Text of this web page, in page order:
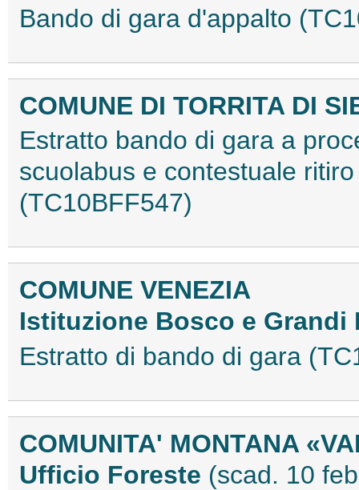
Bando di gara d'appalto
COMUNE DI TORRITA DI
Estratto bando di gara a
scuolabus e contestuale
(TC10BFF547)
COMUNE VENEZIA
Istituzione Bosco e Grandi
Estratto di bando di gara
COMUNITA' MONTANA
Ufficio Foreste (scad. 10